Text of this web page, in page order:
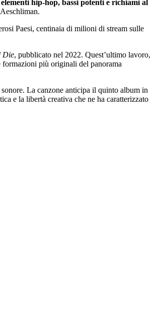
elementi hip-hop, bassi potenti e richiami al
Paesi, centinaia di milioni di stream sulle
Die, pubblicato nel 2022. Quest’ultimo lavoro,
formazioni più originali del panorama
La canzone anticipa il quinto album in
e la libertà creativa che ne ha caratterizzato